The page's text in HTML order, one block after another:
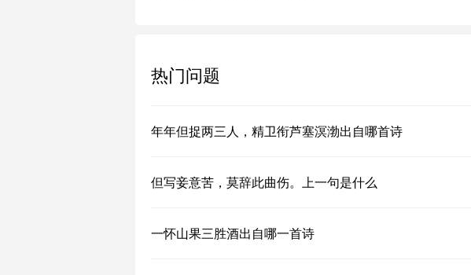
热门问题
年年但捉两三人，精卫衔芦塞溟渤出自哪首诗
但写妾意苦，莫辞此曲伤。上一句是什么
一怀山果三胜酒出自哪一首诗